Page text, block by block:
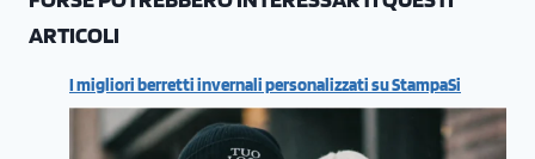
ARTICOLI
I migliori berretti invernali personalizzati su StampaSi